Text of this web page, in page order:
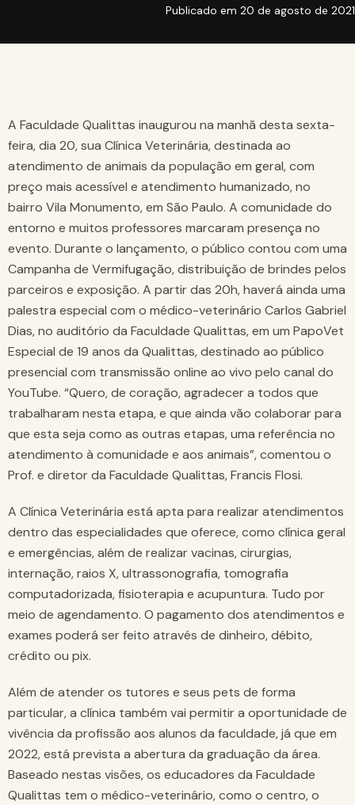
Publicado em 20 de agosto de 2021
A Faculdade Qualittas inaugurou na manhã desta sexta-
feira, dia 20, sua Clínica Veterinária, destinada ao
atendimento de animais da população em geral, com
preço mais acessível e atendimento humanizado, no
bairro Vila Monumento, em São Paulo. A comunidade do
entorno e muitos professores marcaram presença no
evento. Durante o lançamento, o público contou com uma
Campanha de Vermifugação, distribuição de brindes pelos
parceiros e exposição. A partir das 20h, haverá ainda uma
palestra especial com o médico-veterinário Carlos Gabriel
Dias, no auditório da Faculdade Qualittas, em um PapoVet
Especial de 19 anos da Qualittas, destinado ao público
presencial com transmissão online ao vivo pelo canal do
YouTube. “Quero, de coração, agradecer a todos que
trabalharam nesta etapa, e que ainda vão colaborar para
que esta seja como as outras etapas, uma referência no
atendimento à comunidade e aos animais”, comentou o
Prof. e diretor da Faculdade Qualittas, Francis Flosi.
A Clínica Veterinária está apta para realizar atendimentos
dentro das especialidades que oferece, como clínica geral
e emergências, além de realizar vacinas, cirurgias,
internação, raios X, ultrassonografia, tomografia
computadorizada, fisioterapia e acupuntura. Tudo por
meio de agendamento. O pagamento dos atendimentos e
exames poderá ser feito através de dinheiro, débito,
crédito ou pix.
Além de atender os tutores e seus pets de forma
particular, a clínica também vai permitir a oportunidade de
vivência da profissão aos alunos da faculdade, já que em
2022, está prevista a abertura da graduação da área.
Baseado nestas visões, os educadores da Faculdade
Qualittas tem o médico-veterinário, como o centro, o